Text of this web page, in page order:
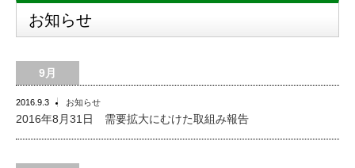
お知らせ
9月
2016.9.3 お知らせ
2016年8月31日 需要拡大にむけた取組み報告